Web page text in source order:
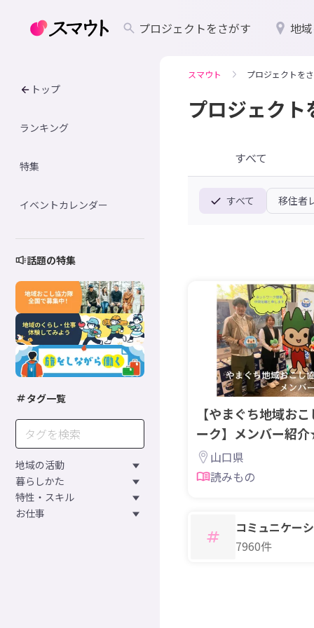
プロジェクトをさがす 地
トップ
ランキング
特集
イベントカレンダー
話題の特集
タグ一覧
地域の活動
暮らしかた
特性・スキル
お仕事
スマウト プロジェクトを
プロジェク
すべて
すべて 移住者
【やまぐち地域お
ーク】メンバー紹
輔理事
山口県
読みもの
コミュニケー
7960件